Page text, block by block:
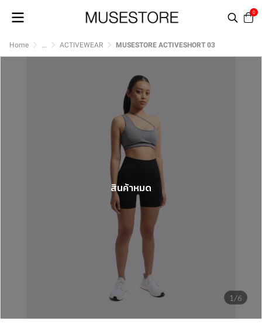
0
Home ... ACTIVEWEAR MUSESTORE ACTIVESHORT 03
1/6
สินค้าหมด